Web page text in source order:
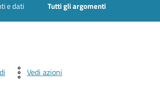
e dati Tutti gli argomenti
Vedi azioni